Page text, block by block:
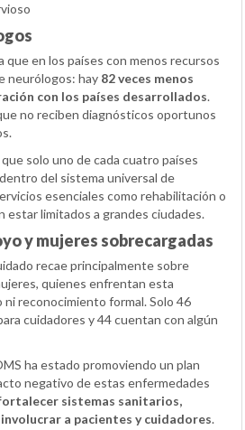
que en los países con menos recursos
neurólogos: hay 82 veces menos
con los países desarrollados.
no reciben diagnósticos oportunos
solo uno de cada cuatro países
del sistema universal de
esenciales como rehabilitación o
estar limitados a grandes ciudades.
y mujeres sobrecargadas
recae principalmente sobre
quienes enfrentan esta
ni reconocimiento formal. Solo 46
cuidadores y 44 cuentan con algún
ha estado promoviendo un plan
negativo de estas enfermedades
sistemas sanitarios,
a pacientes y cuidadores.